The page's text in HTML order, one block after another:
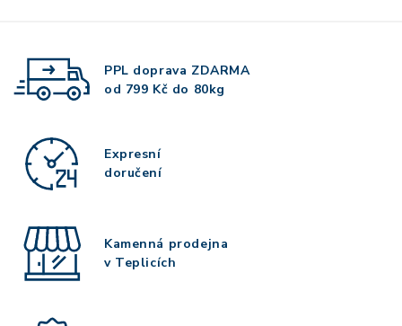
PPL doprava ZDARMA
od 799 Kč do 80kg
Expresní
doručení
Kamenná prodejna
v Teplicích